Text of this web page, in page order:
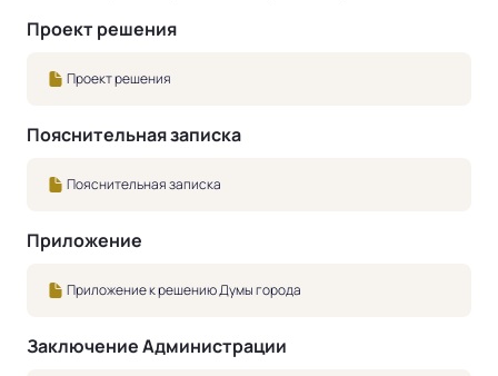
Проект решения
Проект решения
Пояснительная записка
Пояснительная записка
Приложение
Приложение к решению Думы города
Заключение Администрации